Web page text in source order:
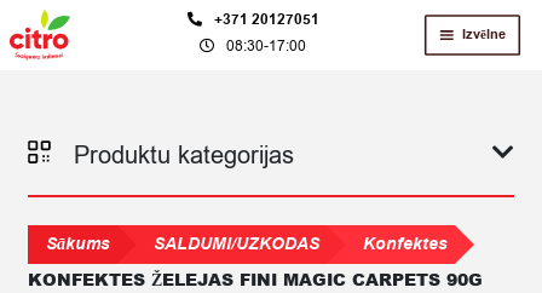
Skip
to
Skip
to
+371 20127051
08:30-17:00
Izvēlne
Produktu kategorijas
Sākums SALDUMI/UZKODAS
Konfektes
KONFEKTES ŽELEJAS FINI MAGIC CARPETS 90G